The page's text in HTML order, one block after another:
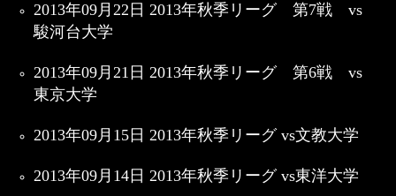
2013年09月22日 2013年秋季リーグ 第7戦 vs
駿河台大学
2013年09月21日 2013年秋季リーグ 第6戦 vs
東京大学
2013年09月15日 2013年秋季リーグ vs文教大学
2013年09月14日 2013年秋季リーグ vs東洋大学